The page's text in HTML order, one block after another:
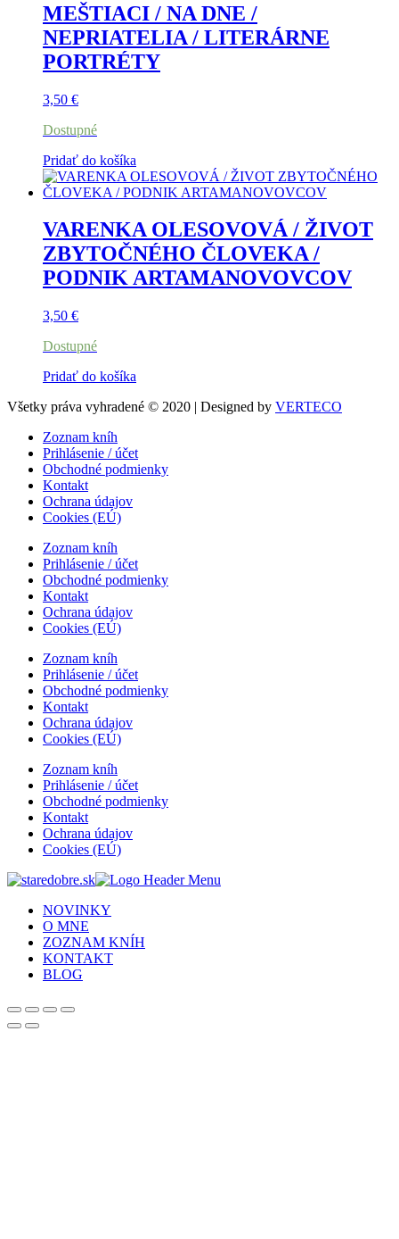
MEŠTIACI / NA DNE /
NEPRIATELIA / LITERÁRNE
PORTRÉTY
3,50 €
Dostupné
Pridať do košíka
VARENKA OLESOVOVÁ / ŽIVOT
ZBYTOČNÉHO ČLOVEKA /
PODNIK ARTAMANOVOVCOV
3,50 €
Dostupné
Pridať do košíka
Všetky práva vyhradené © 2020 | Designed by VERTECO
Zoznam kníh
Prihlásenie / účet
Obchodné podmienky
Kontakt
Ochrana údajov
Cookies (EÚ)
Zoznam kníh
Prihlásenie / účet
Obchodné podmienky
Kontakt
Ochrana údajov
Cookies (EÚ)
Zoznam kníh
Prihlásenie / účet
Obchodné podmienky
Kontakt
Ochrana údajov
Cookies (EÚ)
Zoznam kníh
Prihlásenie / účet
Obchodné podmienky
Kontakt
Ochrana údajov
Cookies (EÚ)
NOVINKY
O MNE
ZOZNAM KNÍH
KONTAKT
BLOG